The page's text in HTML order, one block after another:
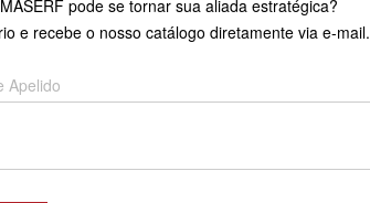
pode se tornar sua aliada estratégica?
e recebe o nosso catálogo diretamente via e-mail.